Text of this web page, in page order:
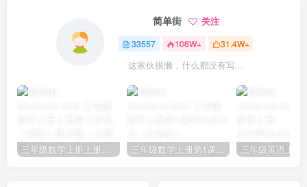
简单街 关注
33557 106W+ 31.4W+
这家伙很懒，什么都没有写...